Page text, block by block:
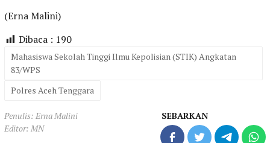
(Erna Malini)
Dibaca : 190
Mahasiswa Sekolah Tinggi Ilmu Kepolisian (STIK) Angkatan
83/WPS
Polres Aceh Tenggara
Penulis: Erna Malini
Editor: MN
SEBARKAN